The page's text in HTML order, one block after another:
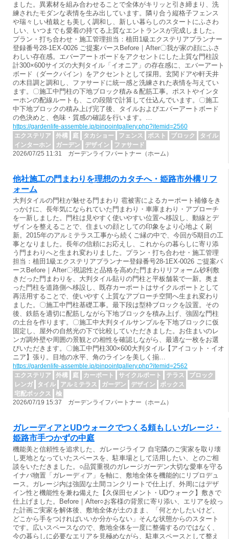
ました。異素材を組み合わせることで全体がキリッと引き締まり、洗
練されたモダンな表情を生み出しています。隣り合う縦格子フェンス
や瑞々しい植栽とも美しく調和し、新しい暮らしのスタートにふさわ
しい、いつまでも愛着の持てる上質なエントランスが完成しました。
プラン・打ち合わせ・施工管理担当：植田1級エクステリアプランナー
登録番号28-1EX-0026 ご提案パースBefore｜After〇我が家の顔にふさ
わしい存在感。エバーアートボードをアクセントにした上質な門柱設
計300×600サイズの大判タイル「イオニア」の存在感に、エバーアート
ボード（ダークパイン）をアクセントとして採用。玄関ドアや軒天井
の木目調と調和し、ファサードに統一感と洗練された表情を与えてい
ます。〇施工中門柱の下地ブロック積み＆配筋工事。ポストやインタ
ーホンの配線ルートも、この段階で計算して仕込んでいます。〇施工
中下地ブロックの積み上げ完了後、タイルおよびエバーアートボード
の色決めと、色味・質感の確認を行います。…
https://gardenlife-assemble.jp/pinpointgallery.php?itemid=2560
エクステリア
外構 庭 タカショー フェンス ポスト ブロック
タイル
インターホン
ガーデン デザイン
ファサード
2026/07/25 11:31 ガーデンライフパートナー（ホーム）
他社施工の門まわりを理想のカタチへ・姫路市外構リフ
ォーム
大判タイルの門柱が魅せる門まわり 雹被害によるカーポート補修をき
っかけに、長年気になられていた門まわり・車庫まわり・アプローチ
を一新しました。門柱は見やすく使いやすい位置へ移設し、動線とデ
ザインを整えることで、住まいの顔としての印象をより心地よく刷
新。2015年のアルミテラス工事から続くご縁の中で、今回が5期目の工
事となりました。長年の信頼にお応えし、これからの暮らしに寄り添
う門まわりへと生まれ変わりました。プラン・打ち合わせ・施工管理
担当：植田1級エクステリアプランナー登録番号28-1EX-0026 ご提案パ
ースBefore｜After〇視認性と品格を高めた門まわりリフォーム砂利敷
きだった門まわりを、大判タイル貼りの門柱と平板舗装で一新。奥ま
った門柱を道路側へ移設し、既存カーポートはサイクルポートとして
再活用することで、使いやすく上質なアプローチ空間へ生まれ変わり
ました。〇施工中門柱基礎工事。最下段は型枠ブロックを設置。その
後、鉄筋を適切に配筋しながら下地ブロックを積み上げ、強固な門柱
の土台を作ります。〇施工中大判タイルサンプルを下地ブロックに仮
固定し、屋外の自然光の下で比較していただきました。お住まいのレ
ンガ調外壁や周囲の景観との相性を確認しながら、最適な一枚をお選
びいただきます。〇施工中門柱300×600大判タイル【アイコット・イオ
ニア】張り。目地の水平、角のラインを美しく揃…
https://gardenlife-assemble.jp/pinpointgallery.php?itemid=2562
エクステリア
外構 庭 カーポート サイクルポート テラス
ブロック
レンガ
タイル アルミテラス ガーデン デザイン
ボックス
宅配ボックス
楡
2026/07/19 15:37 ガーデンライフパートナー（ホーム）
ガレーディアとUDウォークでつくる頼もしいガレージ・
姫路市手つかずの中庭
機能美と信頼性を追求した、ガレージライフ 自宅隣のご実家を取り壊
し更地となっていたスペースを、駐車場として活用したい、とのご相
談をいただきました。○品質重視のガレージガーデン大切な愛車を守る
イナバ物置「ガレーディア」を軸に、敷地全体を機能的にリプロデュ
ース。ガレージ内は強固な土間コンクリートで仕上げ、外周にはデザ
イン性と機能性を兼ね備えた【久保田セメント・UDウォーク】敷きで
仕上げました。Before｜After○お客様の背景に寄り添い、エリアを絞っ
た計画ご実家を解体後、敷地全体が土のまま、「何とかしたいけど、
どこから手をつければいいか分からない」そんな状態からのスタート
です。広いスペースなので、敷地全体を一度に整備するのではなく、
今の暮らしに必要なエリアを見極めながら、駐車スペースとして整え